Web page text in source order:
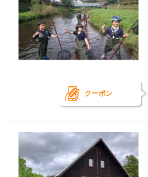
クーポン